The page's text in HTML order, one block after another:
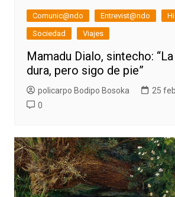
Comunic@ndo Entrevist@ndo
Sociedad
Viajes
Mamadu Dialo, sintecho:
dura, pero sigo de pie”
policarpo Bodipo Bosoka
25
0